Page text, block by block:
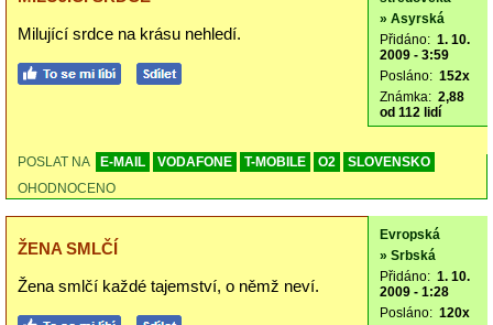
Milující srdce na krásu nehledí.
» Asyrská
Přidáno: 1. 10.
2009 - 3:59
Posláno: 152x
Známka: 2,88
od 112 lidí
POSLAT NA E-MAIL VODAFONE T-MOBILE O2
SLOVENSKO
OHODNOCENO
ŽENA SMLČÍ
Žena smlčí každé tajemství, o němž neví.
Evropská
» Srbská
Přidáno: 1. 10.
2009 - 1:28
Posláno: 120x